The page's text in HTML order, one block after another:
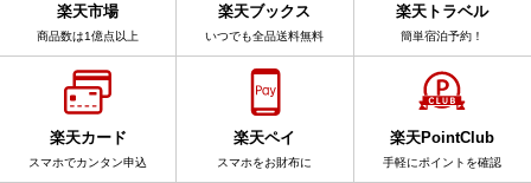
楽天市場
商品数は1億点以上
楽天ブックス
いつでも全品送料無料
楽天トラベル
簡単宿泊予約！
楽天カード
スマホでカンタン申込
楽天ペイ
スマホをお財布に
楽天PointClub
手軽にポイントを確認